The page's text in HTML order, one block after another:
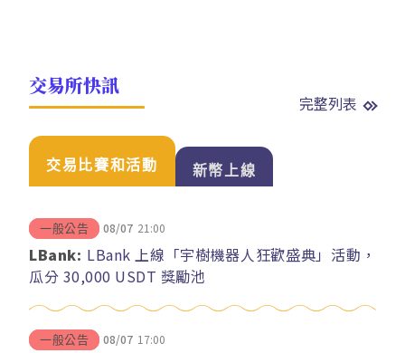
交易所快訊
完整列表
交易比賽和活動 新幣上線
一般公告 08/07 21:00
LBank: LBank 上線「宇樹機器人狂歡盛典」活動，
瓜分 30,000 USDT 獎勵池
一般公告 08/07 17:00